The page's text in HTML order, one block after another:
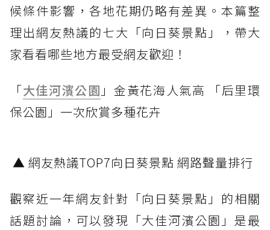
候條件影響，各地花期仍略有差異。本篇整
理出網友熱議的七大「向日葵景點」，帶大
家看看哪些地方最受網友歡迎！
「大佳河濱公園 」金黃花海人氣高 「后里環
保公園」一次欣賞多種花卉
▲ 網友熱議TOP7向日葵景點 網路聲量排行
觀察近一年網友針對「向日葵景點」的相關
話題討論，可以發現「大佳河濱公園」是最